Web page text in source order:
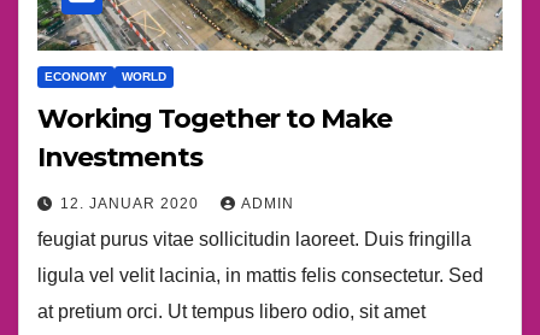
ECONOMY WORLD
Working Together to Make
Investments
12. JANUAR 2020 ADMIN
feugiat purus vitae sollicitudin laoreet. Duis fringilla
ligula vel velit lacinia, in mattis felis consectetur. Sed
at pretium orci. Ut tempus libero odio, sit amet